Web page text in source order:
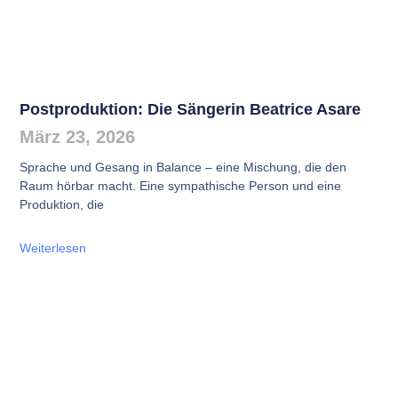
Postproduktion: Die Sängerin Beatrice Asare
März 23, 2026
Sprache und Gesang in Balance – eine Mischung, die den
Raum hörbar macht. Eine sympathische Person und eine
Produktion, die
Weiterlesen